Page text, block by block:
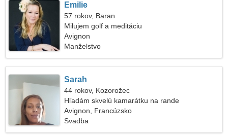
Emilie
57 rokov, Baran
Milujem golf a meditáciu
Avignon
Manželstvo
Sarah
44 rokov, Kozorožec
Hľadám skvelú kamarátku na rande
Avignon, Francúzsko
Svadba